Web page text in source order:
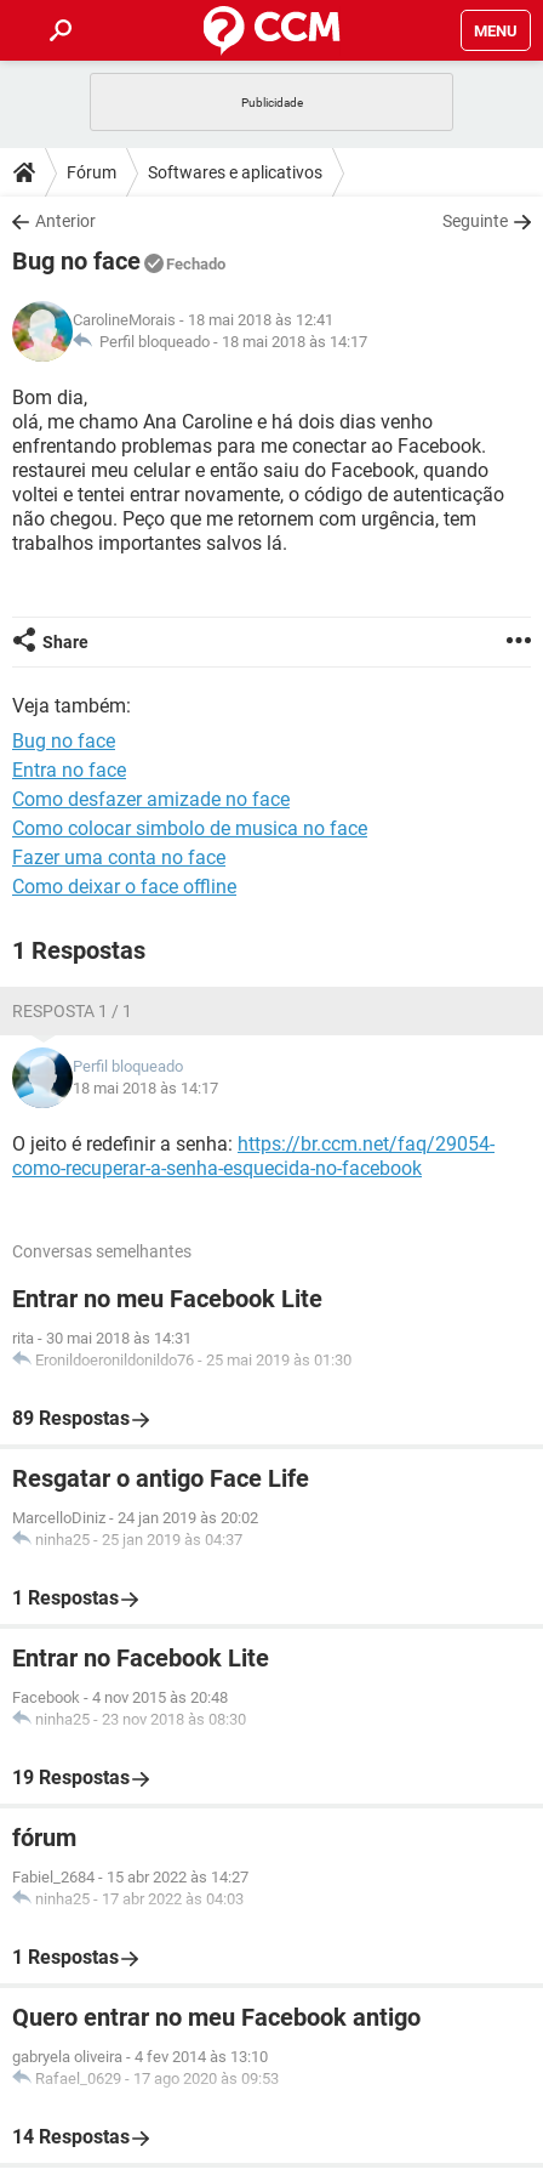
MENU
CELULAR FACEBOOK
OUTLOOK
INSTAGRAM
GUIA DE COMPRAS
DICAS
JOGOS WHATSAPP
INSTAGRAM GMAIL
GUIA DE COMPRAS
DOWNLOADS
JOGOS
CELULAR
OUTLOOK EXCEL
INSTAGRAM
GUIA DE COMPRAS
FÓRUM
JOGOS WHATSAPP
CELULAR
OUTLOOK
INSTAGRAM GMAIL
GUIA DE COMPRAS
GLOSSÁRIO
JOGOS
CELULAR FACEBOOK
OUTLOOK EXCEL
INSTAGRAM
GUIA DE COMPRAS
Fórum Softwares e aplicativos
Anterior Seguinte
Bug no face Fechado
CarolineMorais - 18 mai 2018 às 12:41
Perfil bloqueado - 18 mai 2018 às 14:17
Bom dia,
olá, me chamo Ana Caroline e há dois dias venho
enfrentando problemas para me conectar ao Facebook.
restaurei meu celular e então saiu do Facebook, quando
voltei e tentei entrar novamente, o código de autenticação
não chegou. Peço que me retornem com urgência, tem
trabalhos importantes salvos lá.
Share
Veja também:
Bug no face
Entra no face
Como desfazer amizade no face
Como colocar simbolo de musica no face
Fazer uma conta no face
Como deixar o face offline
1 Respostas
RESPOSTA 1 / 1
Perfil bloqueado
18 mai 2018 às 14:17
O jeito é redefinir a senha: https://br.ccm.net/faq/29054-
como-recuperar-a-senha-esquecida-no-facebook
Conversas semelhantes
Entrar no meu Facebook Lite
rita - 30 mai 2018 às 14:31
Eronildoeronildonildo76 - 25 mai 2019 às 01:30
89 Respostas
Resgatar o antigo Face Life
MarcelloDiniz - 24 jan 2019 às 20:02
ninha25 - 25 jan 2019 às 04:37
1 Respostas
Entrar no Facebook Lite
Facebook - 4 nov 2015 às 20:48
ninha25 - 23 nov 2018 às 08:30
19 Respostas
fórum
Fabiel_2684 - 15 abr 2022 às 14:27
ninha25 - 17 abr 2022 às 04:03
1 Respostas
Quero entrar no meu Facebook antigo
gabryela oliveira - 4 fev 2014 às 13:10
Rafael_0629 - 17 ago 2020 às 09:53
14 Respostas